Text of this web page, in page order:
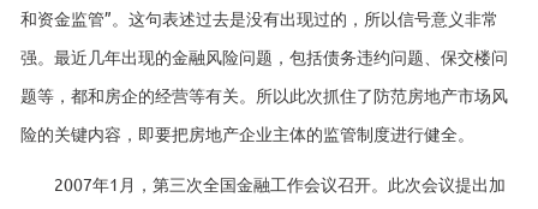
和资金监管”。这句表述过去是没有出现过的，所以信号意义非常
强。最近几年出现的金融风险问题，包括债务违约问题、保交楼问
题等，都和房企的经营等有关。所以此次抓住了防范房地产市场风
险的关键内容，即要把房地产企业主体的监管制度进行健全。
2007年1月，第三次全国金融工作会议召开。此次会议提出加